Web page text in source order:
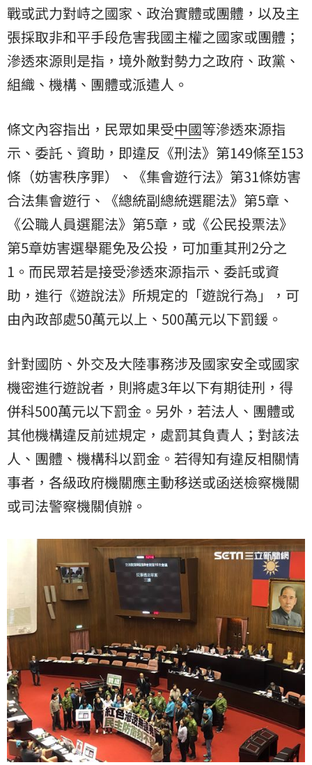
戰或武力對峙之國家、政治實體或團體，以及主
張採取非和平手段危害我國主權之國家或團體；
滲透來源則是指，境外敵對勢力之政府、政黨、
組織、機構、團體或派遣人。
條文內容指出，民眾如果受中國等滲透來源指
示、委託、資助，即違反《刑法》第149條至153
條（妨害秩序罪）、《集會遊行法》第31條妨害
合法集會遊行、《總統副總統選罷法》第5章、
《公職人員選罷法》第5章，或《公民投票法》
第5章妨害選舉罷免及公投，可加重其刑2分之
1。而民眾若是接受滲透來源指示、委託或資
助，進行《遊說法》所規定的「遊說行為」，可
由內政部處50萬元以上、500萬元以下罰鍰。
針對國防、外交及大陸事務涉及國家安全或國家
機密進行遊說者，則將處3年以下有期徒刑，得
併科500萬元以下罰金。另外，若法人、團體或
其他機構違反前述規定，處罰其負責人；對該法
人、團體、機構科以罰金。若得知有違反相關情
事者，各級政府機關應主動移送或函送檢察機關
或司法警察機關偵辦。